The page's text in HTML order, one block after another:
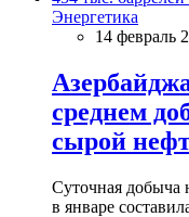
Энергетика
14 февраль
среднем
сырой
Суточная добыча
в январе